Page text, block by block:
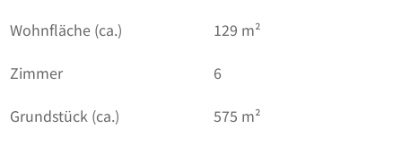
Wohnfläche (ca.)
129 m²
Zimmer
6
Grundstück (ca.)
575 m²